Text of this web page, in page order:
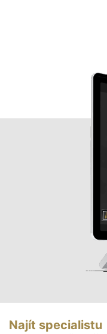
Najít specialistu